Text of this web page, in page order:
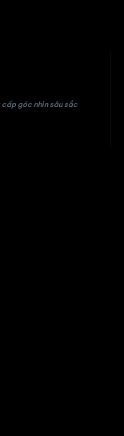
cấp góc nhìn sâu sắc